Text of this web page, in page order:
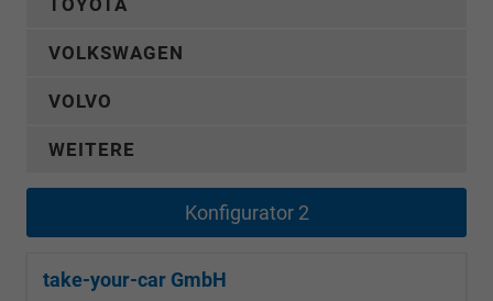
TOYOTA
VOLKSWAGEN
VOLVO
WEITERE
Konfigurator 2
take-your-car GmbH